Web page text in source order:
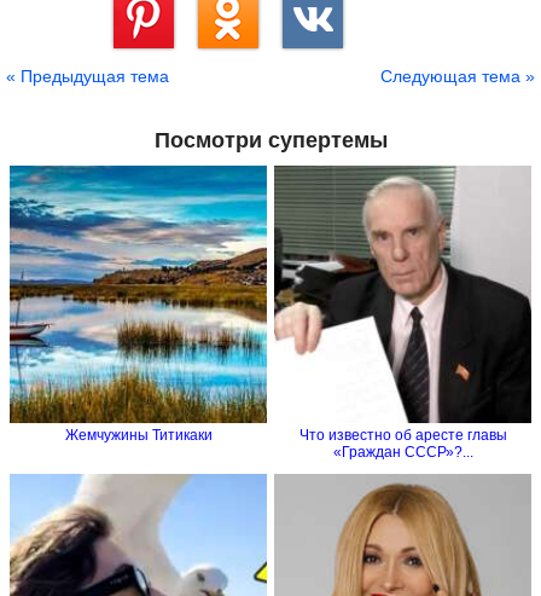
« Предыдущая тема Следующая тема »
Посмотри супертемы
Жемчужины Титикаки
Что известно об аресте главы
«Граждан СССР»?...